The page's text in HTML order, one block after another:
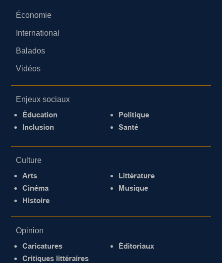
Économie
International
Balados
Vidéos
Enjeux sociaux
Éducation
Inclusion
Politique
Santé
Culture
Arts
Cinéma
Histoire
Littérature
Musique
Opinion
Caricatures
Critiques littéraires
Éditoriaux